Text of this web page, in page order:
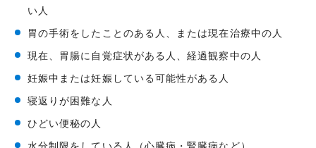
い人
胃の手術をしたことのある人、または現在治療中の人
現在、胃腸に自覚症状がある人、経過観察中の人
妊娠中または妊娠している可能性がある人
寝返りが困難な人
ひどい便秘の人